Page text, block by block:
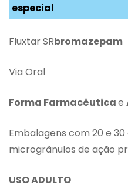
especial
Fluxtar SRbromazepam
Via Oral
Forma Farmacêuticae
Embalagens com 20 e
microgrânulos de ação
USO ADULTO